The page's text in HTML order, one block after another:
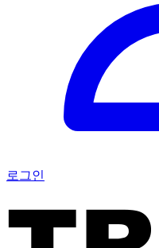
로그인